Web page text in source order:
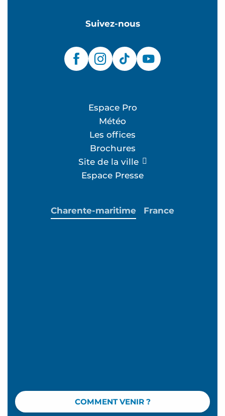
Suivez-nous
Espace Pro
Météo
Les offices
Brochures
Site de la ville
Espace Presse
COMMENT VENIR ?
Charente-maritime France